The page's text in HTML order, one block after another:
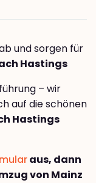
und sorgen für
Hastings
– wir
auf die schönen
Hastings
aus, dann
von Mainz